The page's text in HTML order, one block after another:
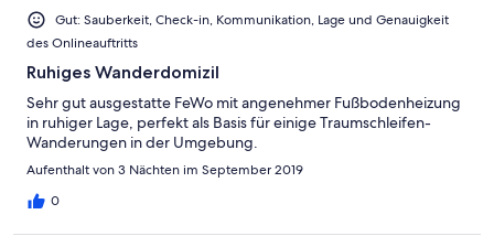
Gut: Sauberkeit, Check-in, Kommunikation, Lage und Genauigkeit
des Onlineauftritts
Ruhiges Wanderdomizil
Sehr gut ausgestatte FeWo mit angenehmer Fußbodenheizung
in ruhiger Lage, perfekt als Basis für einige Traumschleifen-
Wanderungen in der Umgebung.
Aufenthalt von 3 Nächten im September 2019
0